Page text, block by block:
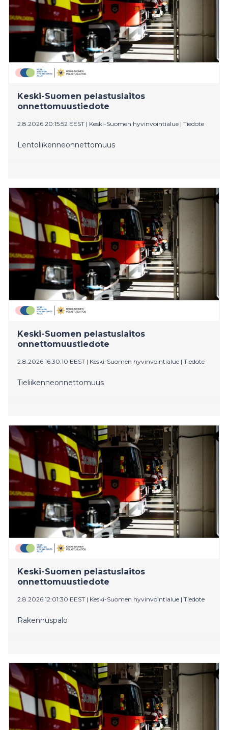
Keski-Suomen pelastuslaitos
onnettomuustiedote
2.8.2026 20:15:52 EEST | Keski-Suomen hyvinvointialue | Tiedote
Lentoliikenneonnettomuus
Keski-Suomen pelastuslaitos
onnettomuustiedote
2.8.2026 16:30:10 EEST | Keski-Suomen hyvinvointialue | Tiedote
Tieliikenneonnettomuus
Keski-Suomen pelastuslaitos
onnettomuustiedote
2.8.2026 12:01:30 EEST | Keski-Suomen hyvinvointialue | Tiedote
Rakennuspalo